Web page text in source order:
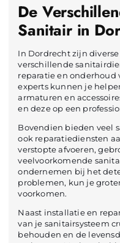
De
Sanitair in
In Dordrecht zijn
verschillende
reparatie en onderhoud
experts kunnen je
armaturen en
en deze op een
Bovendien bieden veel
ook reparatiediensten
verstopte afvoeren,
veelvoorkomende
ondernemen bij het
problemen, kun je
voorkomen.
Naast installatie en
van je sanitairsysteem
behouden en de